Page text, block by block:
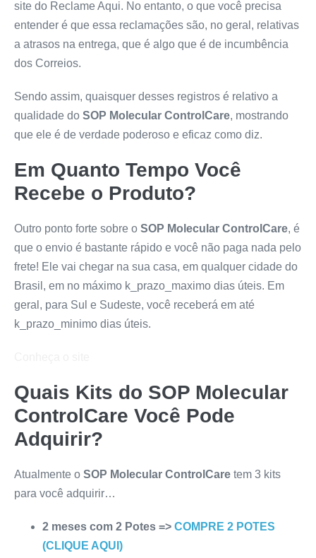
site do Reclame Aqui. No entanto, o que você precisa
entender é que essa reclamações são, no geral, relativas
a atrasos na entrega, que é algo que é de incumbência
dos Correios.
Sendo assim, quaisquer desses registros é relativo a
qualidade do SOP Molecular ControlCare, mostrando
que ele é de verdade poderoso e eficaz como diz.
Em Quanto Tempo Você
Recebe o Produto?
Outro ponto forte sobre o SOP Molecular ControlCare, é
que o envio é bastante rápido e você não paga nada pelo
frete! Ele vai chegar na sua casa, em qualquer cidade do
Brasil, em no máximo k_prazo_maximo dias úteis. Em
geral, para Sul e Sudeste, você receberá em até
k_prazo_minimo dias úteis.
Quais Kits do SOP Molecular
ControlCare Você Pode
Adquirir?
Atualmente o SOP Molecular ControlCare tem 3 kits
para você adquirir…
2 meses com 2 Potes => COMPRE 2 POTES
(CLIQUE AQUI)